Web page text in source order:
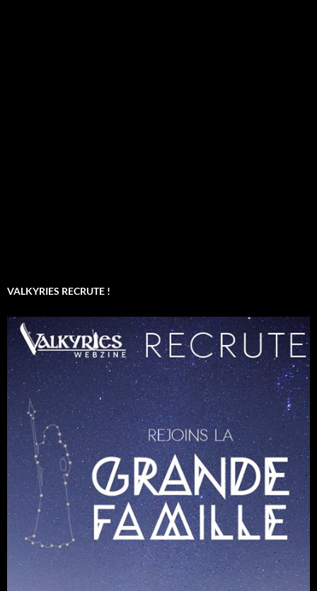
VALKYRIES RECRUTE !